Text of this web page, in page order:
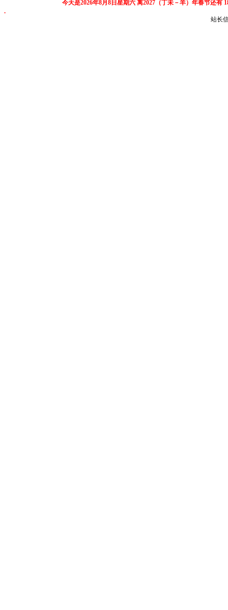
今天是2026年8月8日星期六 离2027（丁未－羊）年春节还有
.
站长